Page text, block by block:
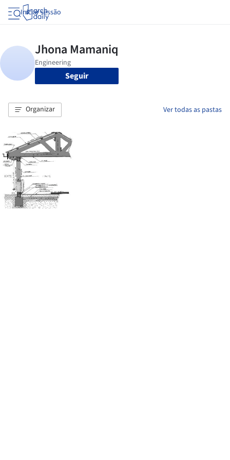
Iniciar sessão
Seguir
Organizar Ver todas as pastas